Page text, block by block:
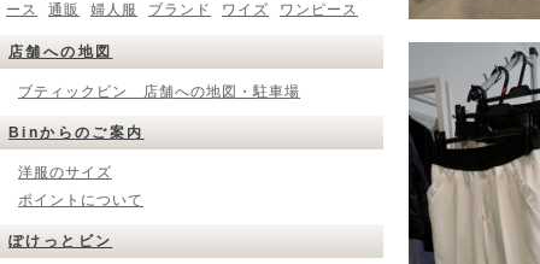
ース
通販 婦人服 ブランド ワイズ ワンピース
店舗への地図
ブティックビン 店舗への地図・駐車場
Binからのご案内
洋服のサイズ
ポイントについて
ぽけっとビン